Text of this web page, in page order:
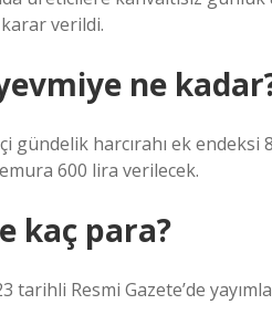
verildi.
ne
gündelik harcırahı ek
600 lira verilecek.
kaç para?
tarihli Resmi Gazete’de